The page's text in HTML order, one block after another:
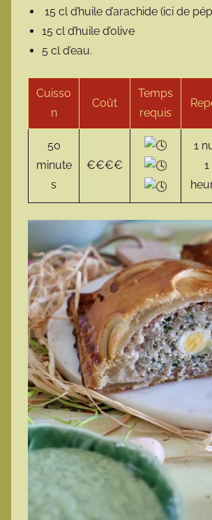
15 cl d’huile d’arachide (ici de
15 cl d’huile d’olive
5 cl d’eau.
Cuisso
n
Coût
Temps
requis
50
minute
s
€€€€
1
1